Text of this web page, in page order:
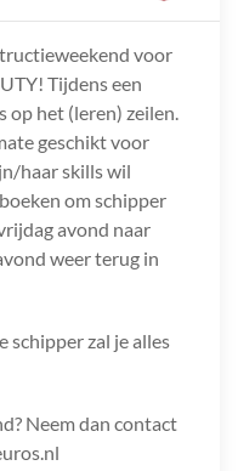
voor
Tijdens een
het (leren) zeilen.
geschikt voor
haar skills wil
om schipper
avond naar
weer terug in
schipper zal je alles
Neem dan contact